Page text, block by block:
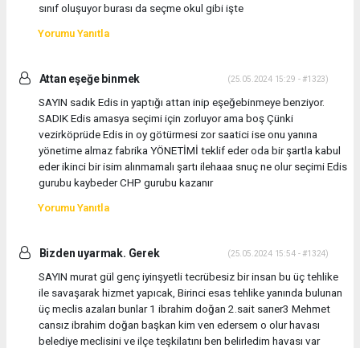
sınıf oluşuyor burası da seçme okul gibi işte
Yorumu Yanıtla
Attan eşeğe binmek (25.05.2024 15:29 - #1323)
SAYIN sadık Edis in yaptığı attan inip eşeğebinmeye benziyor.
SADIK Edis amasya seçimi için zorluyor ama boş Çünki
vezirköprüde Edis in oy götürmesi zor saatici ise onu yanına
yönetime almaz fabrika YÖNETİMİ teklif eder oda bir şartla kabul
eder ikinci bir isim alınmamalı şartı ilehaaa snuç ne olur seçimi Edis
gurubu kaybeder CHP gurubu kazanır
Yorumu Yanıtla
Bizden uyarmak. Gerek (25.05.2024 15:54 - #1324)
SAYIN murat gül genç iyinşyetli tecrübesiz bir insan bu üç tehlike
ile savaşarak hizmet yapıcak, Birinci esas tehlike yanında bulunan
üç meclis azaları bunlar 1 ibrahim doğan 2.sait sarıer3 Mehmet
cansız ibrahim doğan başkan kim ven edersem o olur havası
belediye meclisini ve ilçe teşkilatını ben belirledim havası var